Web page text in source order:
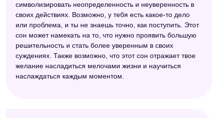
символизировать неопределенность и неуверенность в
своих действиях. Возможно, у тебя есть какое-то дело
или проблема, и ты не знаешь точно, как поступить. Этот
сон может намекать на то, что нужно проявить большую
решительность и стать более уверенным в своих
суждениях. Также возможно, что этот сон отражает твое
желание насладиться мелочами жизни и научиться
наслаждаться каждым моментом.